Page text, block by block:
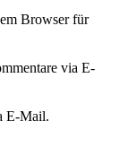
Browser für
via E-
E-Mail.